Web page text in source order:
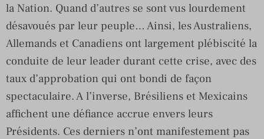
la Nation. Quand d’autres se sont vus lourdement
désavoués par leur peuple… Ainsi, les Australiens,
Allemands et Canadiens ont largement plébiscité la
conduite de leur leader durant cette crise, avec des
taux d’approbation qui ont bondi de façon
spectaculaire. A l’inverse, Brésiliens et Mexicains
affichent une défiance accrue envers leurs
Présidents. Ces derniers n’ont manifestement pas